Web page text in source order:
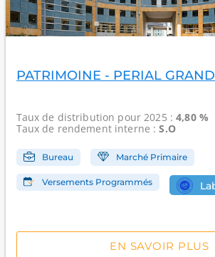
PATRIMOINE - PERIAL
Taux de distribution pour 2025 :4,80 %
Taux de rendement interne :S.O
Bureau Marché Primaire
Versements Programmés
EN SAVOIR PLUS